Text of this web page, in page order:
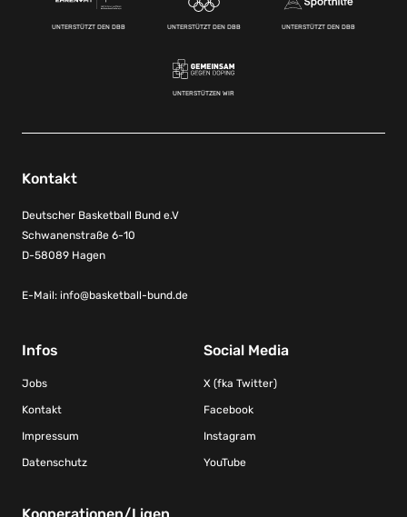
UNTERSTÜTZT DEN DBB UNTERSTÜTZT DEN DBB UNTERSTÜTZT DEN DBB
UNTERSTÜTZEN WIR
Kontakt
Deutscher Basketball Bund e.V
Schwanenstraße 6-10
D-58089 Hagen
E-Mail: info@basketball-bund.de
Infos
Jobs
Kontakt
Impressum
Datenschutz
Social Media
X (fka Twitter)
Facebook
Instagram
YouTube